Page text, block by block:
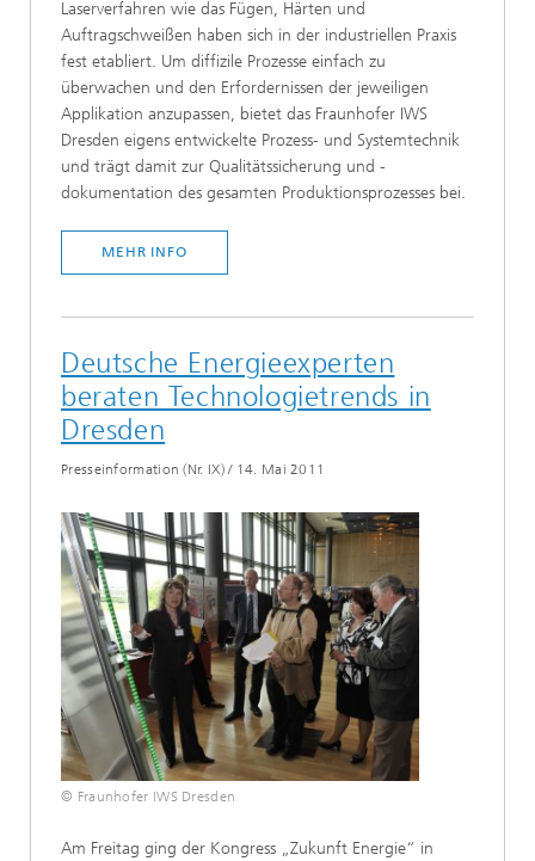
Laserverfahren wie das Fügen, Härten und
Auftragschweißen haben sich in der industriellen Praxis
fest etabliert. Um diffizile Prozesse einfach zu
überwachen und den Erfordernissen der jeweiligen
Applikation anzupassen, bietet das Fraunhofer IWS
Dresden eigens entwickelte Prozess- und Systemtechnik
und trägt damit zur Qualitätssicherung und -
dokumentation des gesamten Produktionsprozesses bei.
MEHR INFO
Deutsche Energieexperten
beraten Technologietrends in
Dresden
Presseinformation (Nr. IX)/ 14. Mai 2011
© Fraunhofer IWS Dresden
Am Freitag ging der Kongress „Zukunft Energie“ in